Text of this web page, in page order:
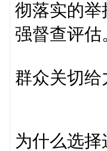
彻落实的举
强督查评估
群众关切给
为什么选